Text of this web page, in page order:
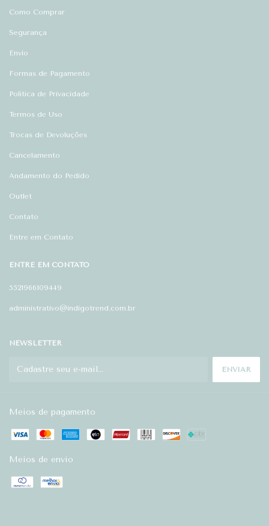
Como Comprar
Segurança
Envio
Formas de Pagamento
Política de Privacidade
Termos de Uso
Trocas de Devoluções
Cancelamento
Andamento do Pedido
Outlet
Contato
Entre em Contato
ENTRE EM CONTATO
5521966109449
administrativo@indigotrend.com.br
NEWSLETTER
Meios de pagamento
Meios de envio